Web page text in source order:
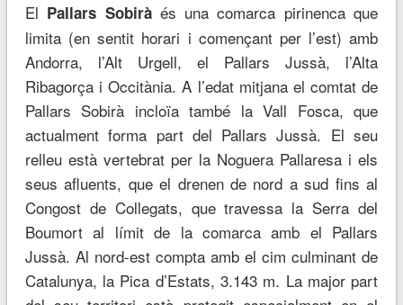
El Pallars Sobiràés una comarca pirinenca que
limita (en sentit horari i començant per l’est) amb
Andorra, l’Alt Urgell, el Pallars Jussà, l’Alta
Ribagorça i Occitània. A l’edat mitjana el comtat de
Pallars Sobirà incloïa també la Vall Fosca, que
actualment forma part del Pallars Jussà. El seu
relleu està vertebrat per la Noguera Pallaresa i els
seus afluents, que el drenen de nord a sud fins al
Congost de Collegats, que travessa la Serra del
Boumort al límit de la comarca amb el Pallars
Jussà. Al nord-est compta amb el cim culminant de
Catalunya, la Pica d’Estats, 3.143 m. La major part